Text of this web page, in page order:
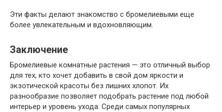
Эти факты делают знакомство с бромелиевыми еще
более увлекательным и вдохновляющим.
Заключение
Бромелиевые комнатные растения — это отличный выбор
для тех, кто хочет добавить в свой дом яркости и
экзотической красоты без лишних хлопот. Их
разнообразие позволяет подобрать растение под любой
интерьер и уровень ухода. Среди самых популярных